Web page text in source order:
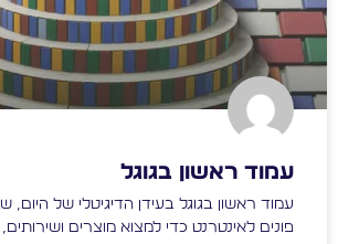
עמוד ראשון בגוגל
עמוד ראשון בגוגל בעידן הדיגיטלי של היום,
פונים לאינטרנט כדי למצוא מוצרים ושירותים,